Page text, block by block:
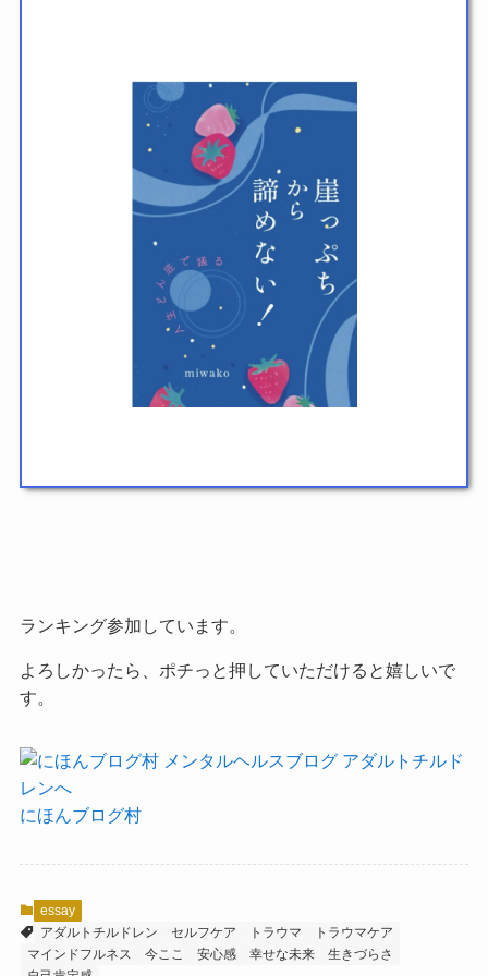
ランキング参加しています。
よろしかったら、ポチっと押していただけると嬉しいで
す。
にほんブログ村
essay
アダルトチルドレン
セルフケア トラウマ
トラウマケア
マインドフルネス
今ここ 安心感 幸せな未来
生きづらさ